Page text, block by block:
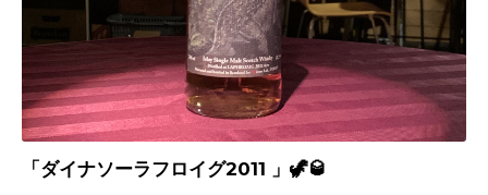
「ダイナソーラフロイグ2011 」🦖🥃